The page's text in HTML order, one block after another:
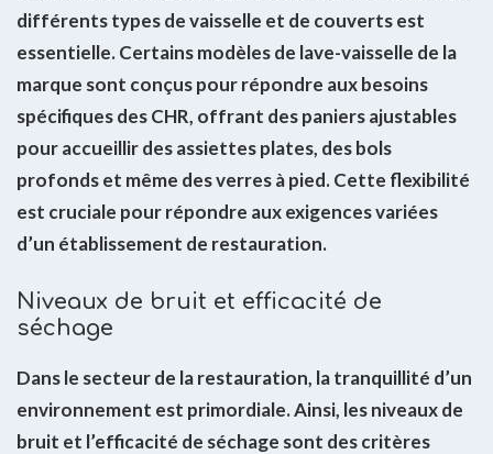
différents types de vaisselle et de couverts est
essentielle. Certains modèles de lave-vaisselle de la
marque sont conçus pour répondre aux besoins
spécifiques des CHR, offrant des paniers ajustables
pour accueillir des assiettes plates, des bols
profonds et même des verres à pied. Cette flexibilité
est cruciale pour répondre aux exigences variées
d’un établissement de restauration.
Niveaux de bruit et efficacité de
séchage
Dans le secteur de la restauration, la tranquillité d’un
environnement est primordiale. Ainsi, les niveaux de
bruit et l’efficacité de séchage sont des critères